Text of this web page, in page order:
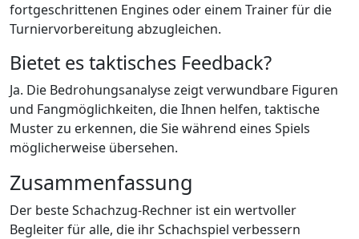
fortgeschrittenen Engines oder einem Trainer für die
Turniervorbereitung abzugleichen.
Bietet es taktisches Feedback?
Ja. Die Bedrohungsanalyse zeigt verwundbare Figuren
und Fangmöglichkeiten, die Ihnen helfen, taktische
Muster zu erkennen, die Sie während eines Spiels
möglicherweise übersehen.
Zusammenfassung
Der beste Schachzug-Rechner ist ein wertvoller
Begleiter für alle, die ihr Schachspiel verbessern